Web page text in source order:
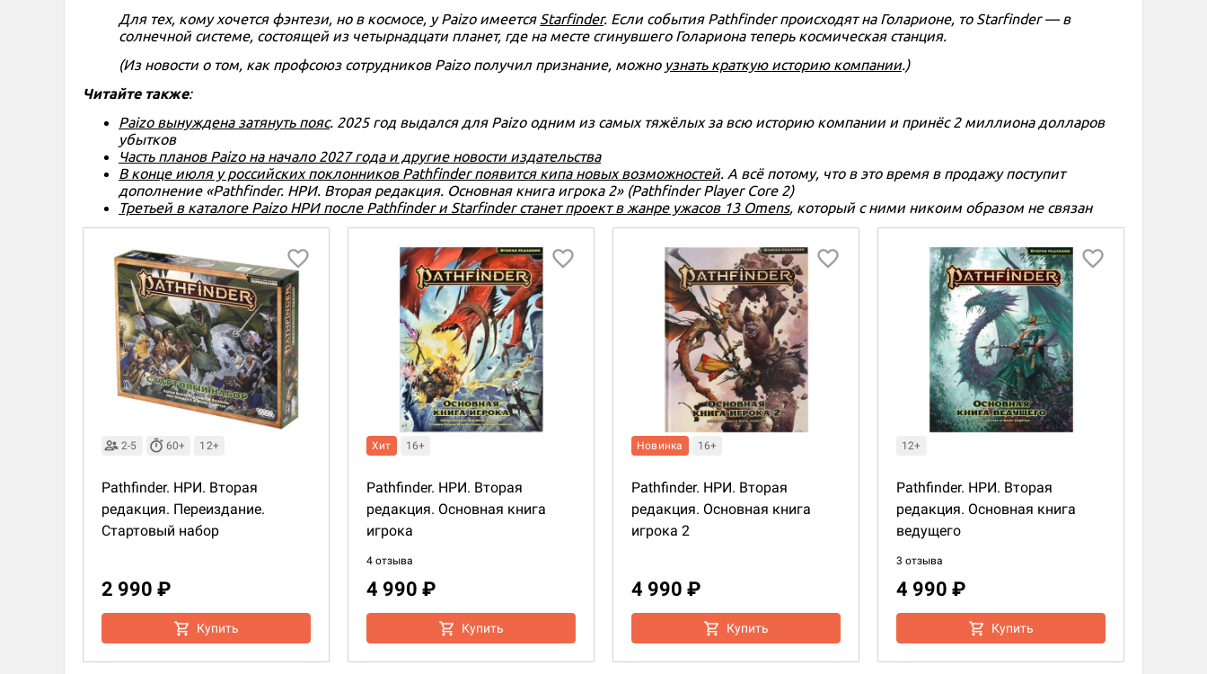
Для тех, кому хочется фэнтези, но в космосе, у Paizo имеется Starfinder. Если события Pathfinder происходят на Голарионе, то Starfinder — в
солнечной системе, состоящей из четырнадцати планет, где на месте сгинувшего Голариона теперь космическая станция.
(Из новости о том, как профсоюз сотрудников Paizo получил признание, можно узнать краткую историю компании.)
Читайте также:
Paizo вынуждена затянуть пояс. 2025 год выдался для Paizo одним из самых тяжёлых за всю историю компании и принёс 2 миллиона долларов
убытков
Часть планов Paizo на начало 2027 года и другие новости издательства
В конце июля у российских поклонников Pathfinder появится кипа новых возможностей. А всё потому, что в это время в продажу поступит
дополнение «Pathfinder. НРИ. Вторая редакция. Основная книга игрока 2» (Pathfinder Player Core 2)
Третьей в каталоге Paizo НРИ после Pathfinder и Starfinder станет проект в жанре ужасов 13 Omens, который с ними никоим образом не связан
2-5 60+ 12+
Pathfinder. НРИ. Вторая
редакция. Переиздание.
Стартовый набор
2 990 ₽
Купить
Хит 16+
Pathfinder. НРИ. Вторая
редакция. Основная книга
игрока
4 отзыва
4 990 ₽
Купить
Новинка 16+
Pathfinder. НРИ. Вторая
редакция. Основная книга
игрока 2
4 990 ₽
Купить
12+
Pathfinder. НРИ. Вторая
редакция. Основная книга
ведущего
3 отзыва
4 990 ₽
Купить